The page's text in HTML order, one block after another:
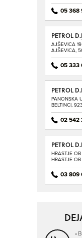
05 368
PETROL
SERVIS
AJŠEVICA 19
AJŠEVICA,
05 333
PETROL
SERVIS
PANONSKA
BELTINCI,
02 542
PETROL
SERVIS
HRASTJE OB
HRASTJE
03 809